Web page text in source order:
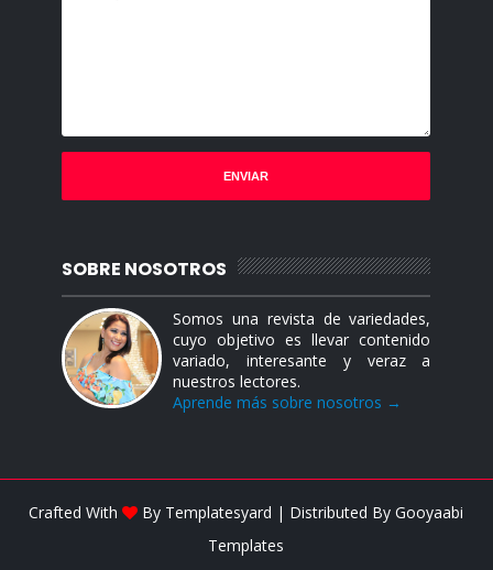
SOBRE NOSOTROS
Somos una revista de variedades,
cuyo objetivo es llevar contenido
variado, interesante y veraz a
nuestros lectores.
Aprende más sobre nosotros →
Crafted With By Templatesyard | Distributed ByGooyaabi
Templates